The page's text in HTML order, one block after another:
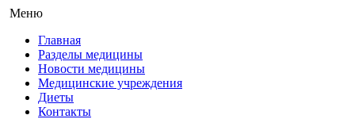
Меню
Главная
Разделы медицины
Новости медицины
Медицинские учреждения
Диеты
Контакты